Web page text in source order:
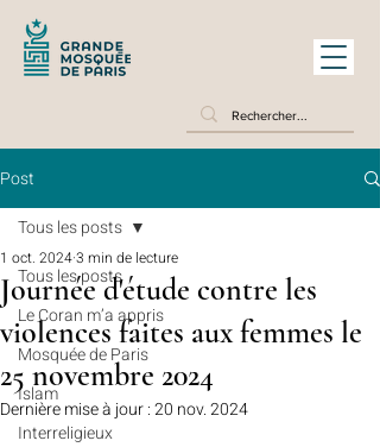
Post
Tous les posts
Le Coran m’a appris
Mosquée de Paris
Islam
Interreligieux
Tous les posts
Journée d'étude contre les
violences faites aux femmes le
25 novembre 2024
1 oct. 20243 min de lecture
Dernière mise à jour :20 nov. 2024